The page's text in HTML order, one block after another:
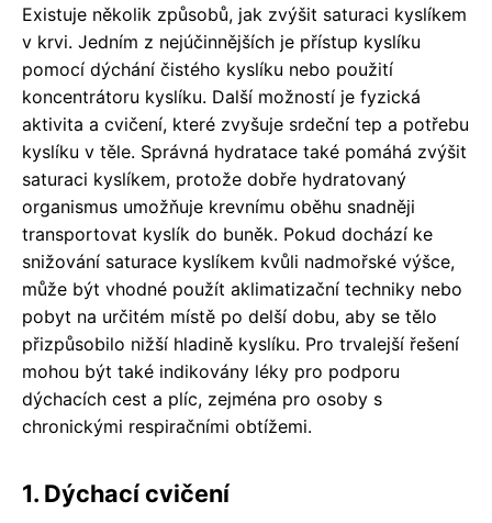
Existuje několik způsobů, jak zvýšit saturaci kyslíkem
v krvi. Jedním z nejúčinnějších je přístup kyslíku
pomocí dýchání čistého kyslíku nebo použití
koncentrátoru kyslíku. Další možností je fyzická
aktivita a cvičení, které zvyšuje srdeční tep a potřebu
kyslíku v těle. Správná hydratace také pomáhá zvýšit
saturaci kyslíkem, protože dobře hydratovaný
organismus umožňuje krevnímu oběhu snadněji
transportovat kyslík do buněk. Pokud dochází ke
snižování saturace kyslíkem kvůli nadmořské výšce,
může být vhodné použít aklimatizační techniky nebo
pobyt na určitém místě po delší dobu, aby se tělo
přizpůsobilo nižší hladině kyslíku. Pro trvalejší řešení
mohou být také indikovány léky pro podporu
dýchacích cest a plíc, zejména pro osoby s
chronickými respiračními obtížemi.
1. Dýchací cvičení